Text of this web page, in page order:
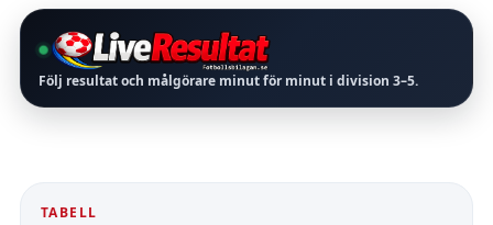
Följ resultat och målgörare minut för minut i division 3–5.
TABELL